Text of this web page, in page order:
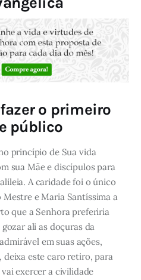
o primeiro
público
princípio de Sua vida
sua Mãe e discípulos para
A caridade foi o único
e Maria Santíssima a
que a Senhora preferiria
ali as doçuras da
em suas ações,
deixa este caro retiro, para
exercer a civilidade